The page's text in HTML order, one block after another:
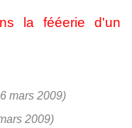
la fééerie d'un
mars 2009)
2009)